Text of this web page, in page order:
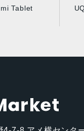
Tablet